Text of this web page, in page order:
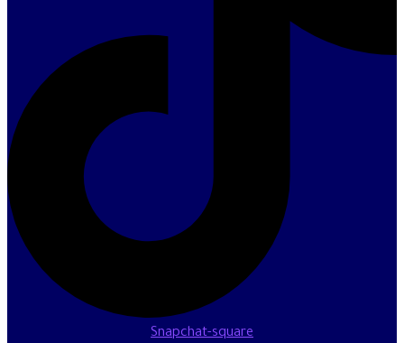
Snapchat-square